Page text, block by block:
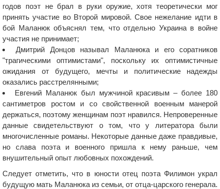
годов поэт не брал в руки оружие, хотя теоретически мог
принять участие во Второй мировой. Свое нежелание идти в
бой Маланюк объяснял тем, что отдельно Украина в войне
участия не принимает;
Дмитрий Донцов называл Маланюка и его соратников
"трагическими оптимистами", поскольку их оптимистичные
ожидания от будущего, мечты и политические надежды
оказались расстрелянными;
Евгений Маланюк был мужчиной красивым – более 180
сантиметров ростом и со свойственной военным манерой
держаться, поэтому женщинам поэт нравился. Непроверенные
данные свидетельствуют о том, что у литератора были
многочисленные романы. Некоторые данные даже правдивые,
но слава поэта и военного пришла к нему раньше, чем
внушительный опыт любовных похождений.
Следует отметить, что в юности отец поэта Филимон украл
будущую мать Маланюка из семьи, от отца-царского генерала.